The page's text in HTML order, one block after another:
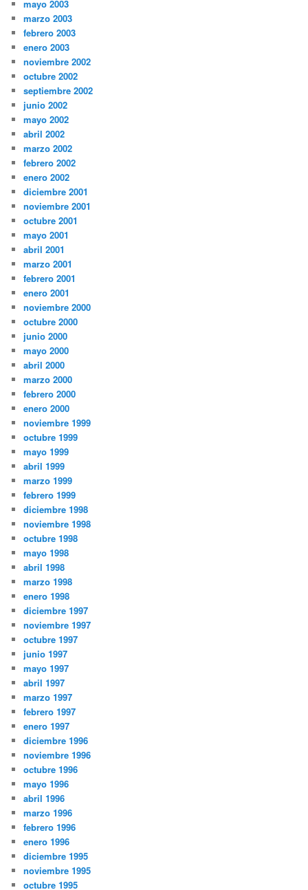
mayo 2003
marzo 2003
febrero 2003
enero 2003
noviembre 2002
octubre 2002
septiembre 2002
junio 2002
mayo 2002
abril 2002
marzo 2002
febrero 2002
enero 2002
diciembre 2001
noviembre 2001
octubre 2001
mayo 2001
abril 2001
marzo 2001
febrero 2001
enero 2001
noviembre 2000
octubre 2000
junio 2000
mayo 2000
abril 2000
marzo 2000
febrero 2000
enero 2000
noviembre 1999
octubre 1999
mayo 1999
abril 1999
marzo 1999
febrero 1999
diciembre 1998
noviembre 1998
octubre 1998
mayo 1998
abril 1998
marzo 1998
enero 1998
diciembre 1997
noviembre 1997
octubre 1997
junio 1997
mayo 1997
abril 1997
marzo 1997
febrero 1997
enero 1997
diciembre 1996
noviembre 1996
octubre 1996
mayo 1996
abril 1996
marzo 1996
febrero 1996
enero 1996
diciembre 1995
noviembre 1995
octubre 1995